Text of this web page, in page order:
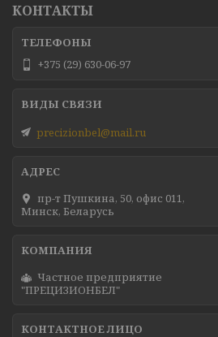
КОНТАКТЫ
+375 (29) 630-06-97
precizionbel@mail.ru
пр-т Пушкина, 50, офис 011,
Минск, Беларусь
Частное предприятие
"ПРЕЦИЗИОНБЕЛ"